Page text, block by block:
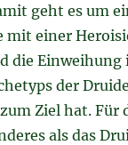
geht es um
mit einer
die Einweihung
der
Ziel hat. Für
als das